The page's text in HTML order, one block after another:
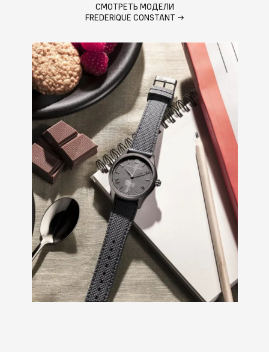
СМОТРЕТЬ МОДЕЛИ
FREDERIQUE CONSTANT →